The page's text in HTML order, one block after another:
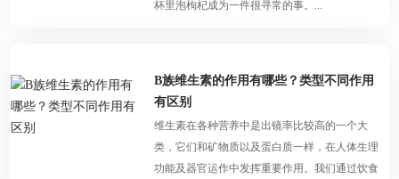
杯里泡枸杞成为一件很寻常的事。...
B族维生素的作用有哪些？类型不同作用
有区别
维生素在各种营养中是出镜率比较高的一个大
类，它们和矿物质以及蛋白质一样，在人体生理
功能及器官运作中发挥重要作用。我们通过饮食